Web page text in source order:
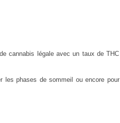
cannabis légale avec un taux de THC
phases de sommeil ou encore pour